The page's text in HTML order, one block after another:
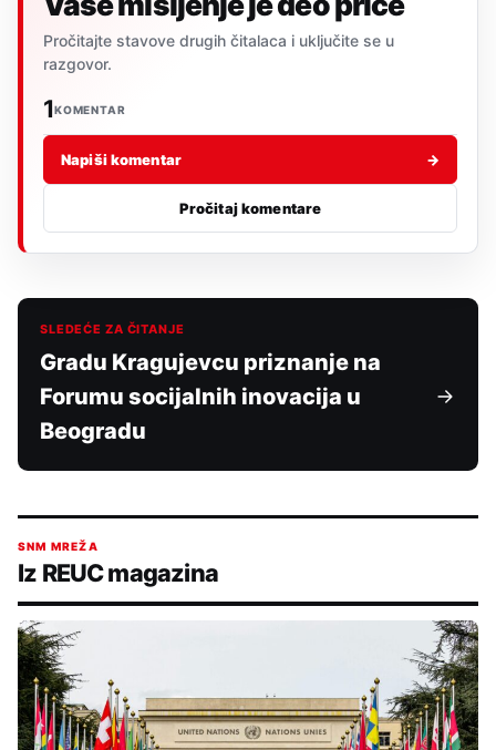
Pročitajte stavove drugih čitalaca i uključite se u
razgovor.
1KOMENTAR
Napiši komentar →
Pročitaj komentare
SLEDEĆE ZA ČITANJE
Gradu Kragujevcu priznanje na
Forumu socijalnih inovacija u
Beogradu
SNM MREŽA
Iz REUC magazina